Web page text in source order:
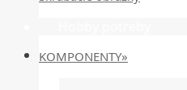
KOMPONENTY»